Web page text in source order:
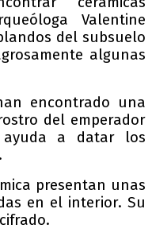
Valentine
del subsuelo
algunas
encontrado una
del emperador
ayuda a datar los
presentan unas
en el interior. Su